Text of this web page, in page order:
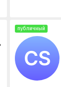
публичный